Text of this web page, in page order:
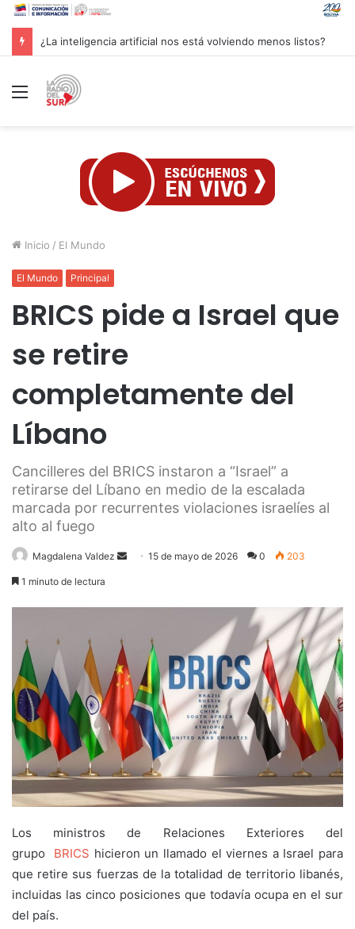
Groenlandia lanza una fuerte advertencia a empresa petrolera vinculada a Trump
Menú
Inicio / El Mundo
El Mundo Principal
BRICS pide a Israel que
se retire
completamente del
Líbano
Cancilleres del BRICS instaron a “Israel” a
retirarse del Líbano en medio de la escalada
marcada por recurrentes violaciones israelíes al
alto al fuego
Magdalena Valdez
Send15 de mayo de 2026 0 203
1 minuto de lectura
Los ministros de Relaciones Exteriores del
grupo
BRICS hicieron un llamado el viernes a Israel para
que retire sus fuerzas de la totalidad de territorio libanés,
incluidas las cinco posiciones que todavía ocupa en el sur
del país.